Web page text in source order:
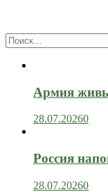
Найти:
Армия
28.07.20260
Россия
28.07.20260